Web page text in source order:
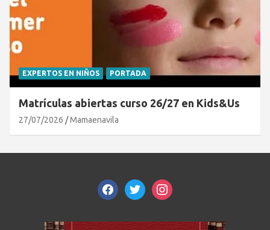
EXPERTOS EN NIÑOS PORTADA
Matrículas abiertas curso 26/27 en Kids&Us
27/07/2026 Mamaenavila
facebooktwitterinstagram